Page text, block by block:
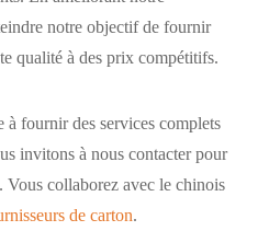
notre objectif de fournir
qualité à des prix compétitifs.
à fournir des services complets
invitons à nous contacter pour
Vous collaborez avec le chinois
de carton.